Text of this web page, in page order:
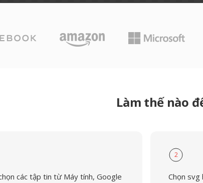
Làm thế nào
các tập tin từ Máy tính, Google
2
Chọn svg